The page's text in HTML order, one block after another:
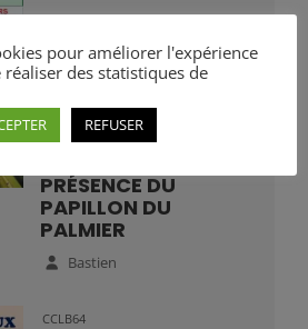
Mairie
PRÉSENCE DU
PAPILLON DU
PALMIER
Bastien
CCLB64
pour améliorer l'expérience
des statistiques de
REFUSER